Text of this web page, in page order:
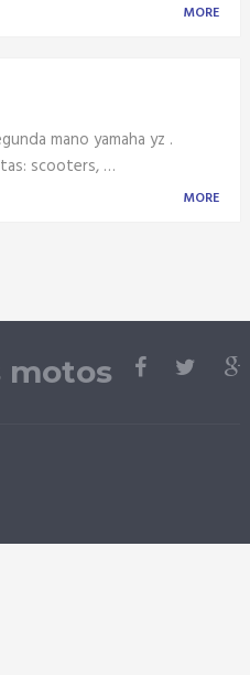
MORE
mano yamaha yz .
scooters, …
MORE
motos